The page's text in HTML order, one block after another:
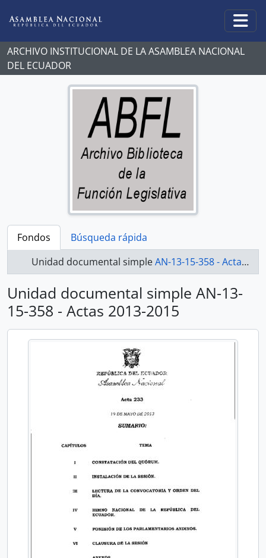
ARCHIVO INSTITUCIONAL DE LA ASAMBLEA NACIONAL
DEL ECUADOR
Fondos
Búsqueda rápida
Unidad documental simpleAN-13-15-358 - Actas 2013-2015
Unidad documental simple AN-13-
15-358 - Actas 2013-2015